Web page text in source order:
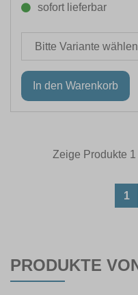
sofort lieferbar
Zeige Produkte
1
PRODUKTE